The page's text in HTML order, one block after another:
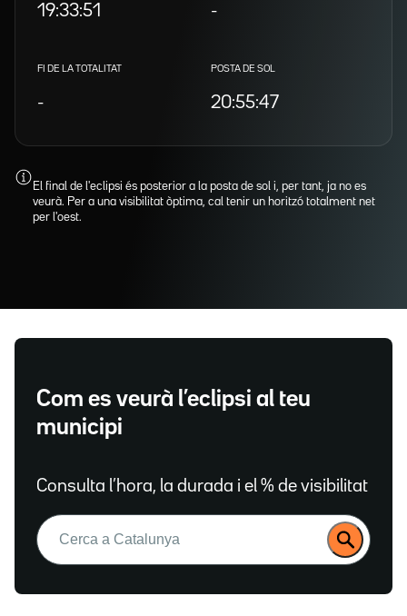
19:33:51 -
FI DE LA TOTALITAT
-
POSTA DE SOL
20:55:47
El final de l'eclipsi és posterior a la posta de sol i, per tant, ja no es
veurà. Per a una visibilitat òptima, cal tenir un horitzó totalment net
per l'oest.
Com es veurà l’eclipsi al teu
municipi
Consulta l’hora, la durada i el % de visibilitat
Buscar: